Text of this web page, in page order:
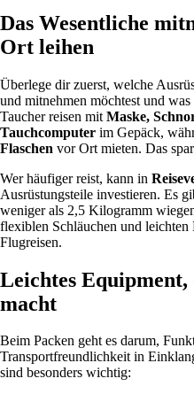
Das Wesentliche
Ort leihen
Überlege dir zuerst, welche
und mitnehmen möchtest und
Taucher reisen mit Maske,
Tauchcomputer im Gepäck,
Flaschen vor Ort mieten. Das
Wer häufiger reist, kann in
Ausrüstungsteile investieren. Es
weniger als 2,5 Kilogramm
flexiblen Schläuchen und leichten
Flugreisen.
Leichtes Equipment,
macht
Beim Packen geht es darum,
Transportfreundlichkeit in
sind besonders wichtig: